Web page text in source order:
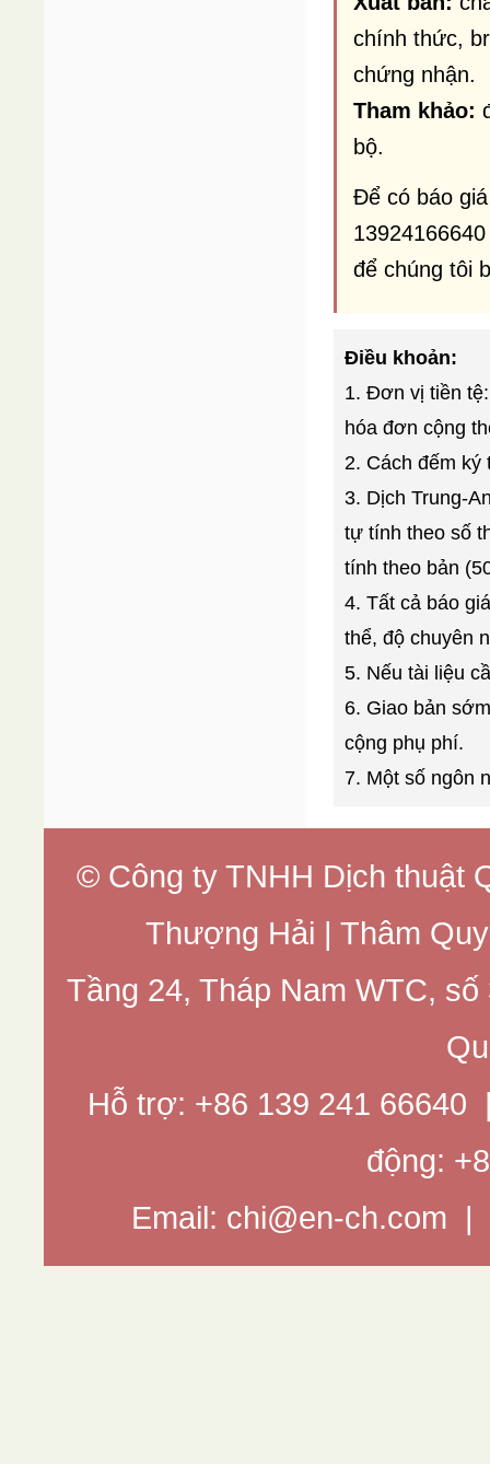
chính thức,
chứng nhận.
Tham khảo:
bộ.
Để có báo
để chúng tôi
Điều khoản:
1. Đơn vị tiền
hóa đơn cộng
2. Cách đếm
3. Dịch Trung-
tự tính theo số
tính theo bản
4. Tất cả báo
thể, độ chuyên
5. Nếu tài liệu
6. Giao bản
cộng phụ phí.
7. Một số ngôn
© Công ty TNHH Dịch thuật
Thượng Hải | Thâm
Tầng 24, Tháp Nam WTC,
Hỗ trợ: +86 139 241
động:
Email: chi@en-ch.com |